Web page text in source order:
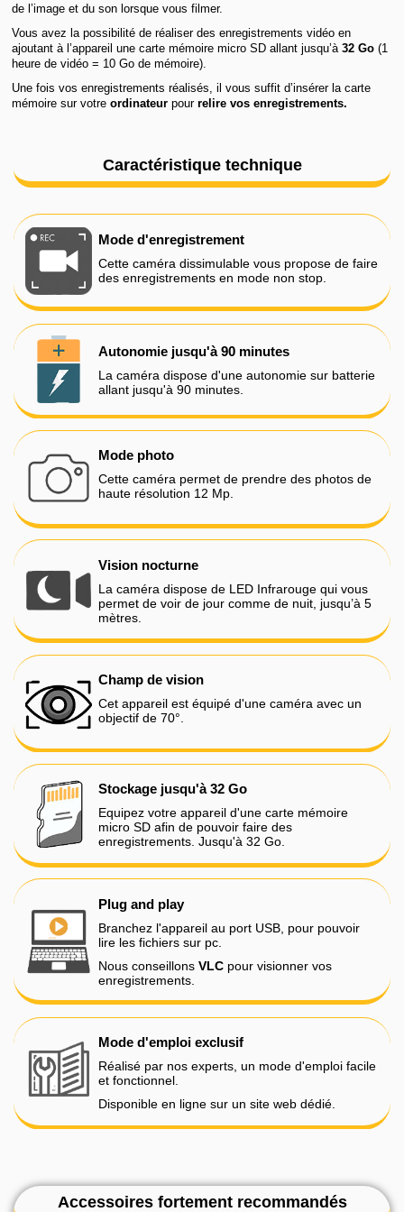
de l’image et du son lorsque vous filmer.
Vous avez la possibilité de réaliser des enregistrements vidéo en
ajoutant à l’appareil une carte mémoire micro SD allant jusqu’à 32 Go(1
heure de vidéo = 10 Go de mémoire).
Une fois vos enregistrements réalisés, il vous suffit d’insérer la carte
mémoire sur votre ordinateurpour relire vos enregistrements.
Caractéristique technique
Mode d'enregistrement
Cette caméra dissimulable vous propose de faire
des enregistrements en mode non stop.
Autonomie jusqu'à 90 minutes
La caméra dispose d'une autonomie sur batterie
allant jusqu'à 90 minutes.
Mode photo
Cette caméra permet de prendre des photos de
haute résolution 12 Mp.
Vision nocturne
La caméra dispose de LED Infrarouge qui vous
permet de voir de jour comme de nuit, jusqu’à 5
mètres.
Champ de vision
Cet appareil est équipé d'une caméra avec un
objectif de 70°.
Stockage jusqu'à 32 Go
Equipez votre appareil d'une carte mémoire
micro SD afin de pouvoir faire des
enregistrements. Jusqu'à 32 Go.
Plug and play
Branchez l'appareil au port USB, pour pouvoir
lire les fichiers sur pc.
Nous conseillonsVLC pour visionner vos
enregistrements.
Mode d'emploi exclusif
Réalisé par nos experts, un mode d'emploi facile
et fonctionnel.
Disponible en ligne sur un site web dédié.
Accessoires fortement recommandés